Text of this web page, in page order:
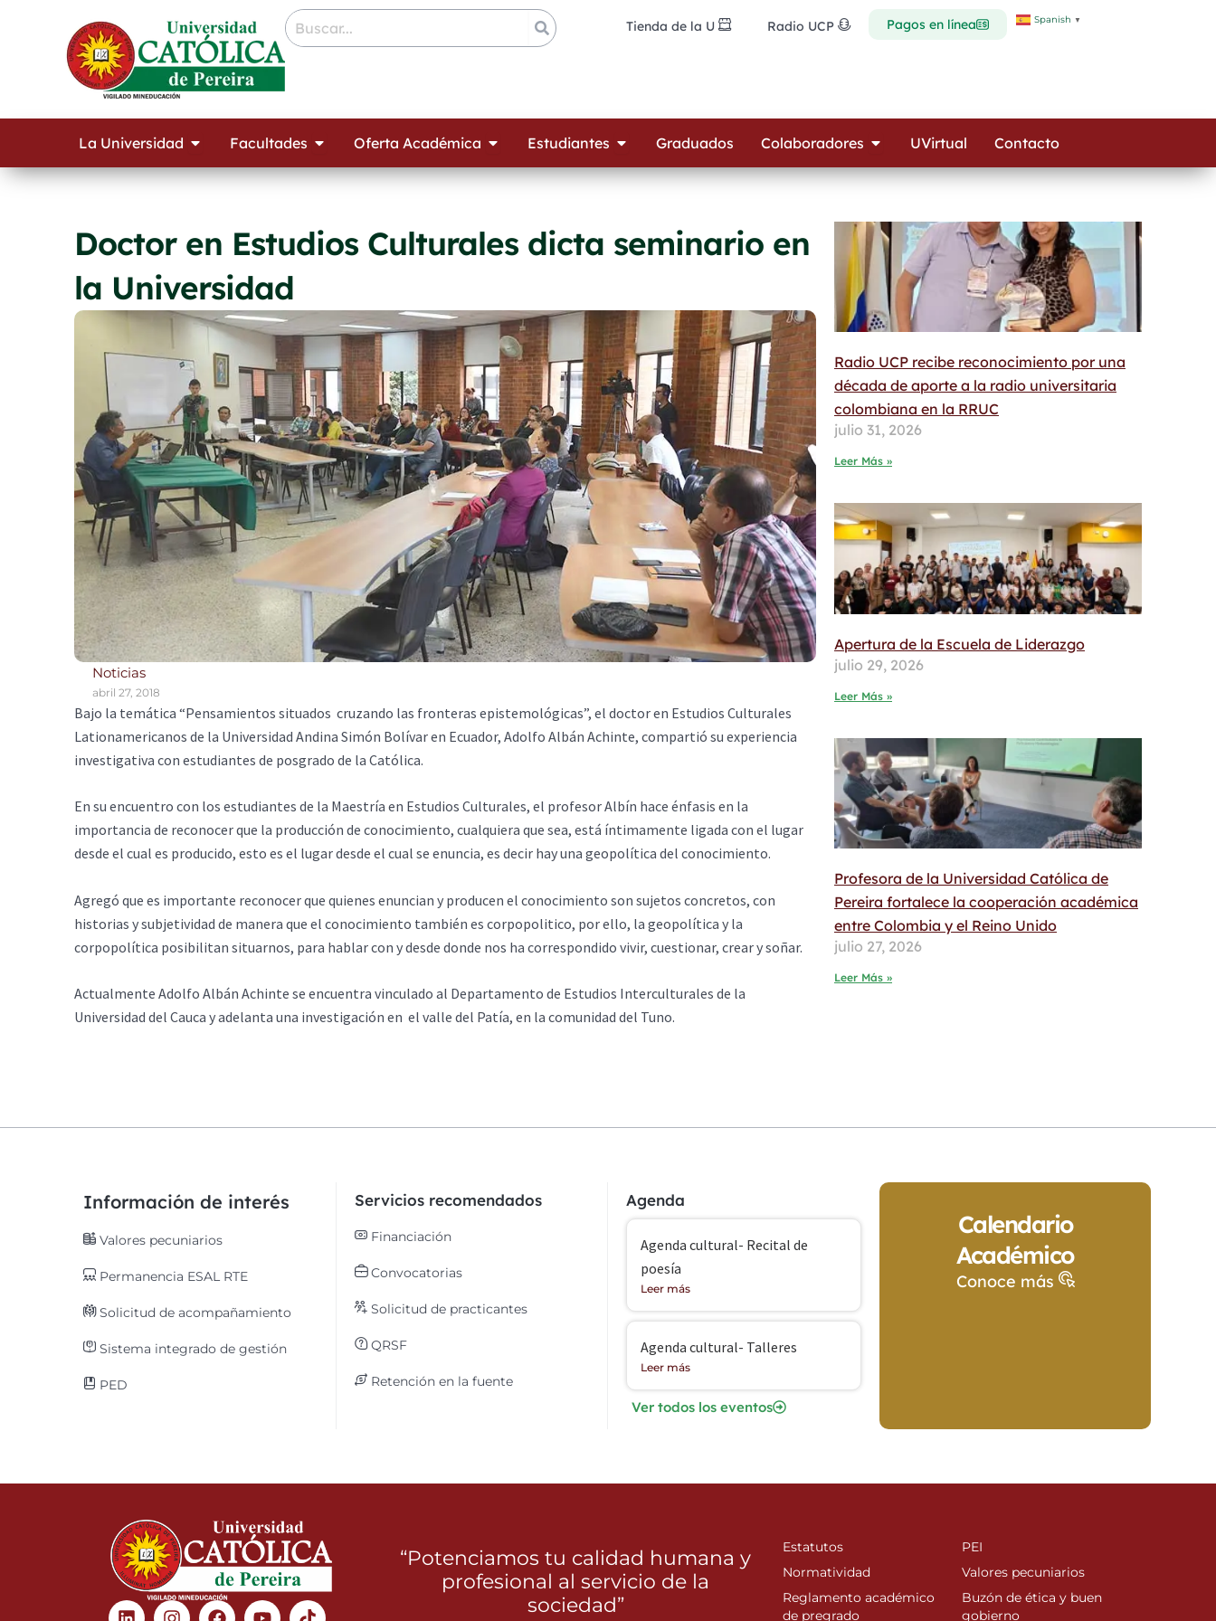
Tienda de la U Radio UCP Pagos en línea Spanish ▼
La Universidad Open La Universidad
Facultades Open Facultades
Oferta Académica Open Oferta Académica
Estudiantes Open Estudiantes
Graduados Colaboradores Open Colaboradores
UVirtual Contacto
Doctor en Estudios Culturales dicta seminario en
la Universidad
Noticias
abril 27, 2018
Bajo la temática “Pensamientos situados cruzando las fronteras epistemológicas”, el doctor en Estudios Culturales
Lationamericanos de la Universidad Andina Simón Bolívar en Ecuador, Adolfo Albán Achinte, compartió su experiencia
investigativa con estudiantes de posgrado de la Católica.
En su encuentro con los estudiantes de la Maestría en Estudios Culturales, el profesor Albín hace énfasis en la
importancia de reconocer que la producción de conocimiento, cualquiera que sea, está íntimamente ligada con el lugar
desde el cual es producido, esto es el lugar desde el cual se enuncia, es decir hay una geopolítica del conocimiento.
Agregó que es importante reconocer que quienes enuncian y producen el conocimiento son sujetos concretos, con
historias y subjetividad de manera que el conocimiento también es corpopolitico, por ello, la geopolítica y la
corpopolítica posibilitan situarnos, para hablar con y desde donde nos ha correspondido vivir, cuestionar, crear y soñar.
Actualmente Adolfo Albán Achinte se encuentra vinculado al Departamento de Estudios Interculturales de la
Universidad del Cauca y adelanta una investigación en el valle del Patía, en la comunidad del Tuno.
Radio UCP recibe reconocimiento por una
década de aporte a la radio universitaria
colombiana en la RRUC
julio 31, 2026
Leer Más »
Apertura de la Escuela de Liderazgo
julio 29, 2026
Leer Más »
Profesora de la Universidad Católica de
Pereira fortalece la cooperación académica
entre Colombia y el Reino Unido
julio 27, 2026
Leer Más »
Información de interés
Valores pecuniarios
Permanencia ESAL RTE
Solicitud de acompañamiento
Sistema integrado de gestión
PED
Servicios recomendados
Financiación
Convocatorias
Solicitud de practicantes
QRSF
Retención en la fuente
Agenda
Agenda cultural- Recital de
poesía
Leer más
Agenda cultural- Talleres
Leer más
Ver todos los eventos
Calendario
Académico
Conoce más
LinkedinInstagram
Facebook
Youtube
“Potenciamos tu calidad humana y
profesional al servicio de la
sociedad”
Estatutos
Normatividad
Reglamento académico
de pregrado
PEI
Valores pecuniarios
Buzón de ética y buen
gobierno